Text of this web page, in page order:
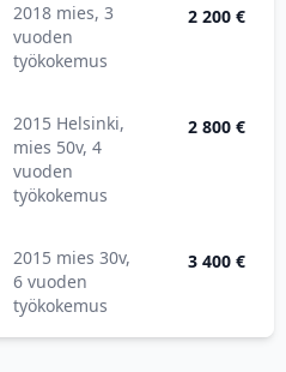
2018 mies, 3
vuoden
työkokemus
2 200 €
2015 Helsinki,
mies 50v, 4
vuoden
työkokemus
2 800 €
2015 mies 30v,
6 vuoden
työkokemus
3 400 €